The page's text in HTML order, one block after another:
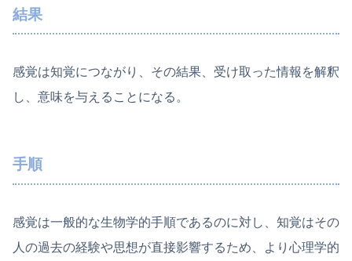
結果
感覚は知覚につながり、その結果、受け取った情報を解釈
し、意味を与えることになる。
手順
感覚は一般的な生物学的手順であるのに対し、知覚はその
人の過去の経験や思想が直接影響するため、より心理学的